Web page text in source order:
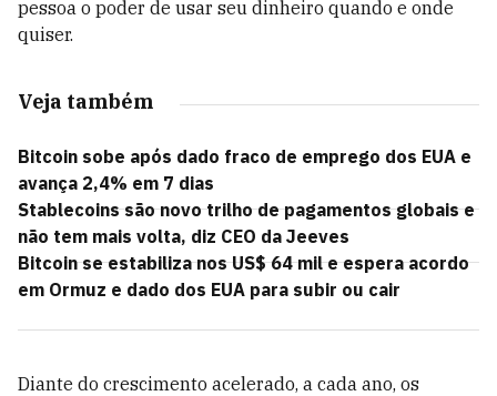
pessoa o poder de usar seu dinheiro quando e onde
quiser.
Veja também
Bitcoin sobe após dado fraco de emprego dos EUA e
avança 2,4% em 7 dias
Stablecoins são novo trilho de pagamentos globais e
não tem mais volta, diz CEO da Jeeves
Bitcoin se estabiliza nos US$ 64 mil e espera acordo
em Ormuz e dado dos EUA para subir ou cair
Diante do crescimento acelerado, a cada ano, os